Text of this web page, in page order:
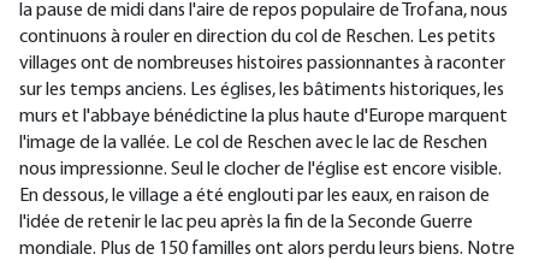
la pause de midi dans l'aire de repos populaire de Trofana, nous
continuons à rouler en direction du col de Reschen. Les petits
villages ont de nombreuses histoires passionnantes à raconter
sur les temps anciens. Les églises, les bâtiments historiques, les
murs et l'abbaye bénédictine la plus haute d'Europe marquent
l'image de la vallée. Le col de Reschen avec le lac de Reschen
nous impressionne. Seul le clocher de l'église est encore visible.
En dessous, le village a été englouti par les eaux, en raison de
l'idée de retenir le lac peu après la fin de la Seconde Guerre
mondiale. Plus de 150 familles ont alors perdu leurs biens. Notre